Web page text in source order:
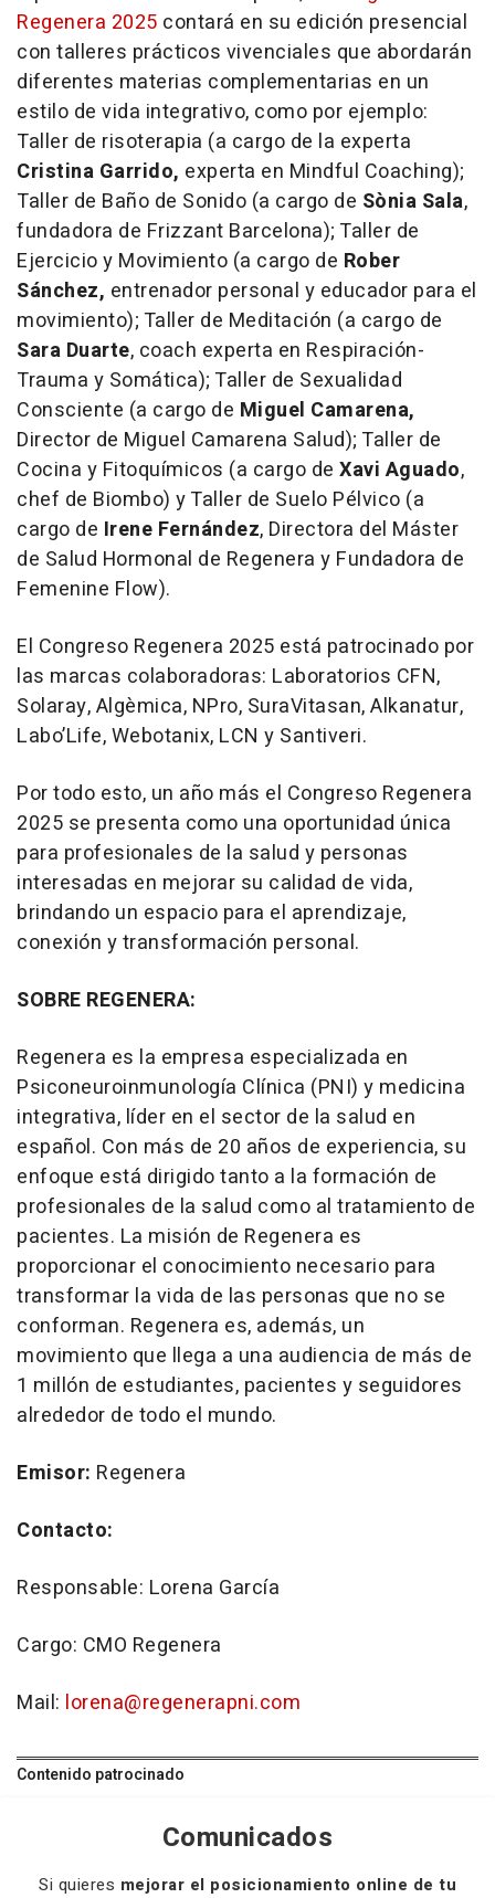
Regenera 2025 contará en su edición presencial
con talleres prácticos vivenciales que abordarán
diferentes materias complementarias en un
estilo de vida integrativo, como por ejemplo:
Taller de risoterapia (a cargo de la experta
Cristina Garrido, experta en Mindful Coaching);
Taller de Baño de Sonido (a cargo de Sònia Sala,
fundadora de Frizzant Barcelona); Taller de
Ejercicio y Movimiento (a cargo de Rober
Sánchez, entrenador personal y educador para el
movimiento); Taller de Meditación (a cargo de
Sara Duarte, coach experta en Respiración-
Trauma y Somática); Taller de Sexualidad
Consciente (a cargo de Miguel Camarena,
Director de Miguel Camarena Salud); Taller de
Cocina y Fitoquímicos (a cargo de Xavi Aguado,
chef de Biombo) y Taller de Suelo Pélvico (a
cargo de Irene Fernández, Directora del Máster
de Salud Hormonal de Regenera y Fundadora de
Femenine Flow).
El Congreso Regenera 2025 está patrocinado por
las marcas colaboradoras: Laboratorios CFN,
Solaray, Algèmica, NPro, SuraVitasan, Alkanatur,
Labo’Life, Webotanix, LCN y Santiveri.
Por todo esto, un año más el Congreso Regenera
2025 se presenta como una oportunidad única
para profesionales de la salud y personas
interesadas en mejorar su calidad de vida,
brindando un espacio para el aprendizaje,
conexión y transformación personal.
SOBRE REGENERA:
Regenera es la empresa especializada en
Psiconeuroinmunología Clínica (PNI) y medicina
integrativa, líder en el sector de la salud en
español. Con más de 20 años de experiencia, su
enfoque está dirigido tanto a la formación de
profesionales de la salud como al tratamiento de
pacientes. La misión de Regenera es
proporcionar el conocimiento necesario para
transformar la vida de las personas que no se
conforman. Regenera es, además, un
movimiento que llega a una audiencia de más de
1 millón de estudiantes, pacientes y seguidores
alrededor de todo el mundo.
Emisor: Regenera
Contacto:
Responsable: Lorena García
Cargo: CMO Regenera
Mail: lorena@regenerapni.com
Contenido patrocinado
Comunicados
Si quieres mejorar el posicionamiento online de tu